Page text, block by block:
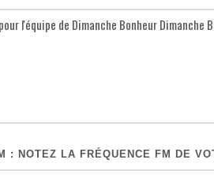
: NOTEZ LA FRÉQUENCE FM DE